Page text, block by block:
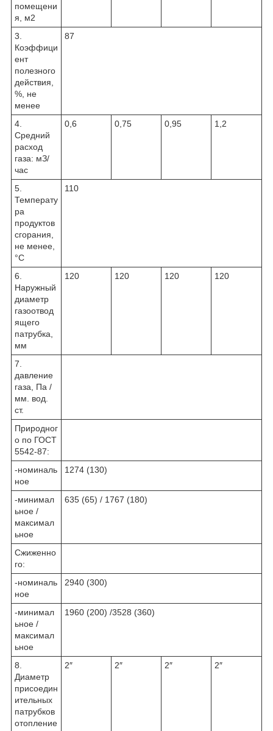
помещени
я, м2
3.
Коэффици
ент
полезного
действия,
%, не
менее
87
4.
Средний
расход
газа: мЗ/
час
0,6 0,75 0,95 1,2
5.
Температу
ра
продуктов
сгорания,
не менее,
°С
110
6.
Наружный
диаметр
газоотвод
ящего
патрубка,
мм
120 120 120 120
7.
давление
газа, Па /
мм. вод.
ст.
Природног
о по ГОСТ
5542-87:
-номиналь
ное
1274 (130)
-минимал
ьное /
максимал
ьное
635 (65) / 1767 (180)
Сжиженно
го:
-номиналь
ное
2940 (300)
-минимал
ьное /
максимал
ьное
1960 (200) /3528 (360)
8.
Диаметр
присоедин
ительных
патрубков
отопление
2″ 2″ 2″ 2″